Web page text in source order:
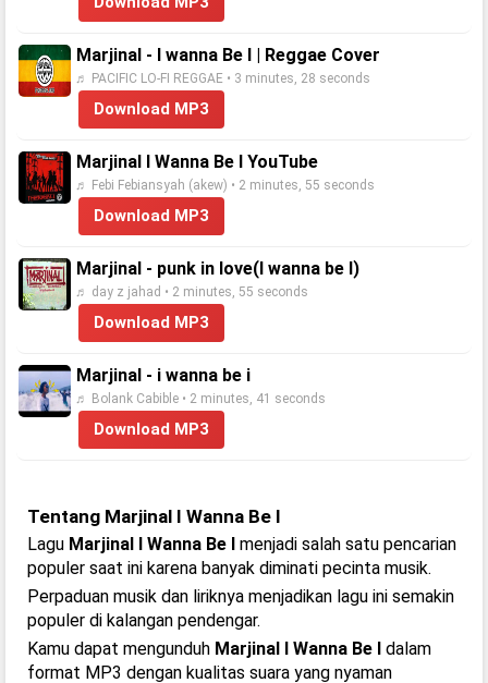
Marjinal - I wanna Be I | Reggae Cover
♬ PACIFIC LO-FI REGGAE • 3 minutes, 28 seconds
Download MP3
Marjinal I Wanna Be I YouTube
♬ Febi Febiansyah (akew) • 2 minutes, 55 seconds
Download MP3
Marjinal - punk in love(I wanna be I)
♬ day z jahad • 2 minutes, 55 seconds
Download MP3
Marjinal - i wanna be i
♬ Bolank Cabible • 2 minutes, 41 seconds
Download MP3
Tentang Marjinal I Wanna Be I
Lagu Marjinal I Wanna Be I menjadi salah satu pencarian
populer saat ini karena banyak diminati pecinta musik.
Perpaduan musik dan liriknya menjadikan lagu ini semakin
populer di kalangan pendengar.
Kamu dapat mengunduh Marjinal I Wanna Be I dalam
format MP3 dengan kualitas suara yang nyaman